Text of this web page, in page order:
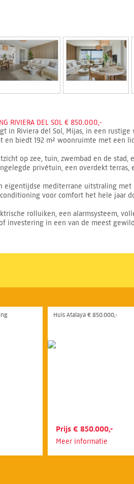
RIVIERA DEL SOL € 850.000,-
in Riviera del Sol, Mijas, in een
en biedt 192 m² woonruimte met een
op zee, tuin, zwembad en de
privétuin, een overdekt
eigentijdse mediterrane uitstraling
voor comfort het hele jaar
rolluiken, een alarmsysteem,
investering in een van de meest
Huis Atalaya € 850.000,-
Prijs € 850.000,-
Meer informatie